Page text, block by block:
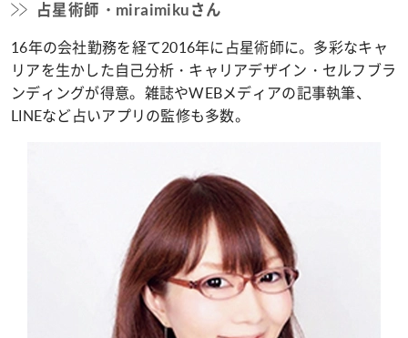
占星術師・miraimikuさん
16年の会社勤務を経て2016年に占星術師に。多彩なキャ
リアを生かした自己分析・キャリアデザイン・セルフブラ
ンディングが得意。雑誌やWEBメディアの記事執筆、
LINEなど占いアプリの監修も多数。